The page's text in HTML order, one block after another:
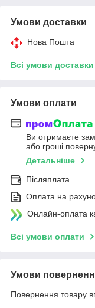
Умови доставки
Нова Пошта
Всі умови доставки
Умови оплати
Ви отримаєте
або гроші
Детальніше
Післяплата
Оплата на
Онлайн-оплата
Всі умови оплати
Умови
Повернення товару